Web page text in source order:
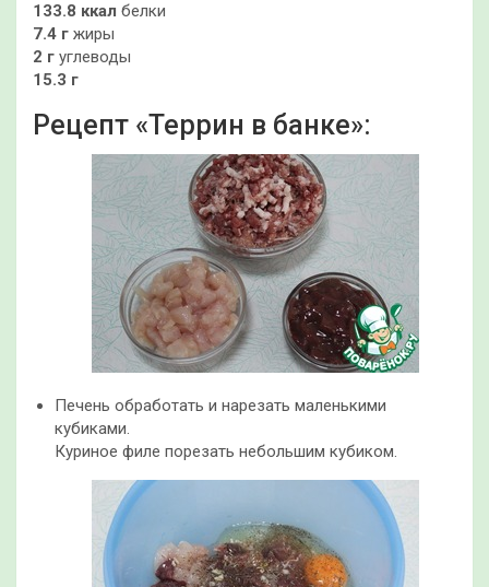
133.8 ккал белки
7.4 г жиры
2 г углеводы
15.3 г
Рецепт «Террин в банке»:
Печень обработать и нарезать маленькими
кубиками.
Куриное филе порезать небольшим кубиком.